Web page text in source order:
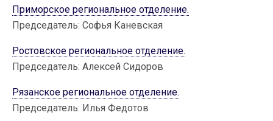
Приморское региональное отделение.
Председатель: Софья Каневская
Ростовское региональное отделение.
Председатель: Алексей Сидоров
Рязанское региональное отделение.
Председатель: Илья Федотов